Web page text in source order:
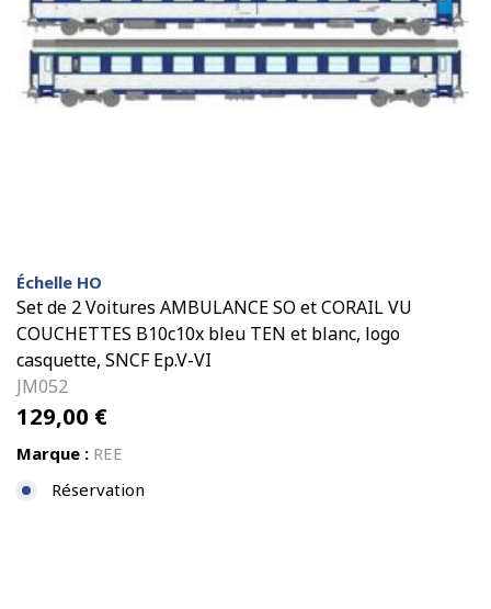
Échelle HO
Set de 2 Voitures AMBULANCE SO et CORAIL VU
COUCHETTES B10c10x bleu TEN et blanc, logo
casquette, SNCF Ep.V-VI
JM052
129,00 €
Marque : REE
Réservation